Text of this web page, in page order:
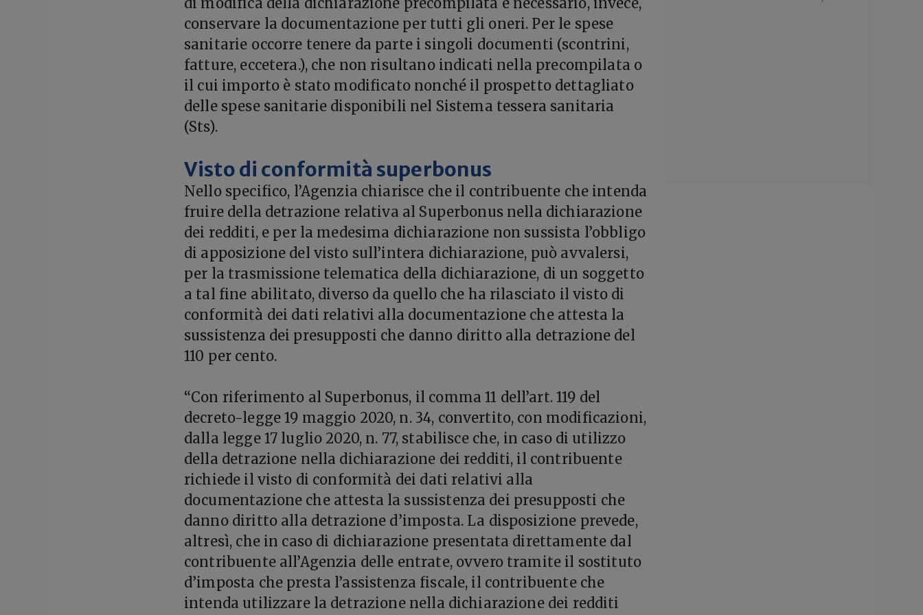
conservare la documentazione per tutti gli oneri. Per le spese
sanitarie occorre tenere da parte i singoli documenti (scontrini,
fatture, eccetera.), che non risultano indicati nella precompilata o
il cui importo è stato modificato nonché il prospetto dettagliato
delle spese sanitarie disponibili nel Sistema tessera sanitaria
(Sts).
Visto di conformità superbonus
Nello specifico, l’Agenzia chiarisce che il contribuente che intenda
fruire della detrazione relativa al Superbonus nella dichiarazione
dei redditi, e per la medesima dichiarazione non sussista l’obbligo
di apposizione del visto sull’intera dichiarazione, può avvalersi,
per la trasmissione telematica della dichiarazione, di un soggetto
a tal fine abilitato, diverso da quello che ha rilasciato il visto di
conformità dei dati relativi alla documentazione che attesta la
sussistenza dei presupposti che danno diritto alla detrazione del
110 per cento.
“Con riferimento al Superbonus, il comma 11 dell’art. 119 del
decreto-legge 19 maggio 2020, n. 34, convertito, con modificazioni,
dalla legge 17 luglio 2020, n. 77, stabilisce che, in caso di utilizzo
della detrazione nella dichiarazione dei redditi, il contribuente
richiede il visto di conformità dei dati relativi alla
documentazione che attesta la sussistenza dei presupposti che
danno diritto alla detrazione d’imposta. La disposizione prevede,
altresì, che in caso di dichiarazione presentata direttamente dal
contribuente all’Agenzia delle entrate, ovvero tramite il sostituto
d’imposta che presta l’assistenza fiscale, il contribuente che
intenda utilizzare la detrazione nella dichiarazione dei redditi